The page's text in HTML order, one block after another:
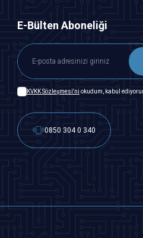
E-Bülten Aboneliği
KVKK Sözleşmesi'ni okudum, kabul
0850 304 0 340